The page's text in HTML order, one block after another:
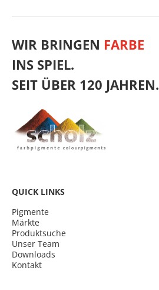
WIR BRINGEN FARBE
INS SPIEL.
SEIT ÜBER 120 JAHREN.
QUICK LINKS
Pigmente
Märkte
Produktsuche
Unser Team
Downloads
Kontakt